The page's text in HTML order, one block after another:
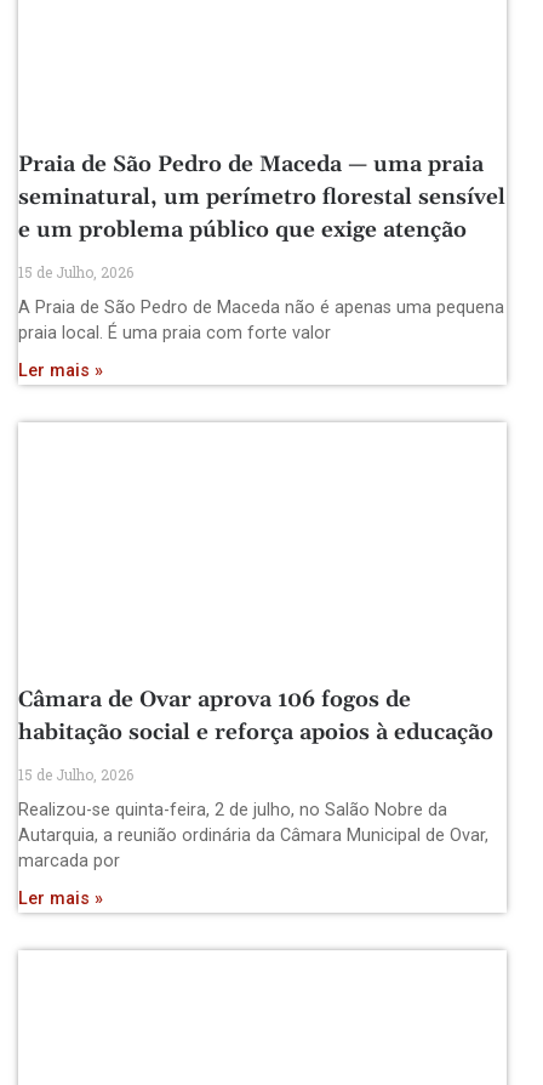
Praia de São Pedro de Maceda — uma praia
seminatural, um perímetro florestal sensível
e um problema público que exige atenção
15 de Julho, 2026
A Praia de São Pedro de Maceda não é apenas uma pequena
praia local. É uma praia com forte valor
Ler mais »
Câmara de Ovar aprova 106 fogos de
habitação social e reforça apoios à educação
15 de Julho, 2026
Realizou-se quinta-feira, 2 de julho, no Salão Nobre da
Autarquia, a reunião ordinária da Câmara Municipal de Ovar,
marcada por
Ler mais »